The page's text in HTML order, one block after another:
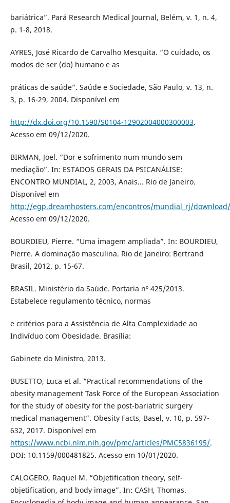
bariátrica”. Pará Research Medical Journal, Belém, v. 1, n. 4,
p. 1-8, 2018.
AYRES, José Ricardo de Carvalho Mesquita. “O cuidado, os
modos de ser (do) humano e as
práticas de saúde”. Saúde e Sociedade, São Paulo, v. 13, n.
3, p. 16-29, 2004. Disponível em
http://dx.doi.org/10.1590/S0104-12902004000300003.
Acesso em 09/12/2020.
BIRMAN, Joel. “Dor e sofrimento num mundo sem
mediação”. In: ESTADOS GERAIS DA PSICANÁLISE:
ENCONTRO MUNDIAL, 2, 2003, Anais... Rio de Janeiro.
Disponível em
http://egp.dreamhosters.com/encontros/mundial_rj/download/
Acesso em 09/12/2020.
BOURDIEU, Pierre. “Uma imagem ampliada”. In: BOURDIEU,
Pierre. A dominação masculina. Rio de Janeiro: Bertrand
Brasil, 2012. p. 15-67.
BRASIL. Ministério da Saúde. Portaria nº 425/2013.
Estabelece regulamento técnico, normas
e critérios para a Assistência de Alta Complexidade ao
Indivíduo com Obesidade. Brasília:
Gabinete do Ministro, 2013.
BUSETTO, Luca et al. “Practical recommendations of the
obesity management Task Force of the European Association
for the study of obesity for the post-bariatric surgery
medical management”. Obesity Facts, Basel, v. 10, p. 597-
632, 2017. Disponível em
https://www.ncbi.nlm.nih.gov/pmc/articles/PMC5836195/.
DOI: 10.1159/000481825. Acesso em 10/01/2020.
CALOGERO, Raquel M. “Objetification theory, self-
objetification, and body image”. In: CASH, Thomas.